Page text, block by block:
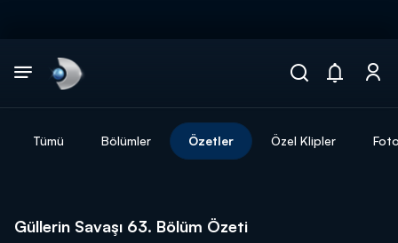
Tümü Bölümler Özetler Özel Klipler
Güllerin Savaşı 63. Bölüm Özeti